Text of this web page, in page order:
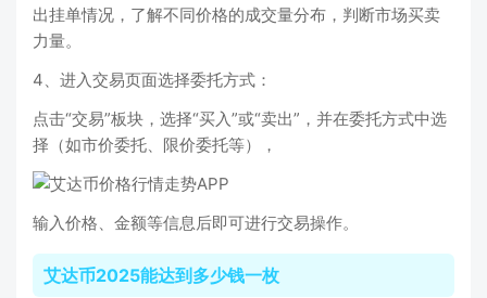
出挂单情况，了解不同价格的成交量分布，判断市场买卖
力量。
4、进入交易页面选择委托方式：
点击“交易”板块，选择“买入”或“卖出”，并在委托方式中选
择（如市价委托、限价委托等），
输入价格、金额等信息后即可进行交易操作。
艾达币2025能达到多少钱一枚